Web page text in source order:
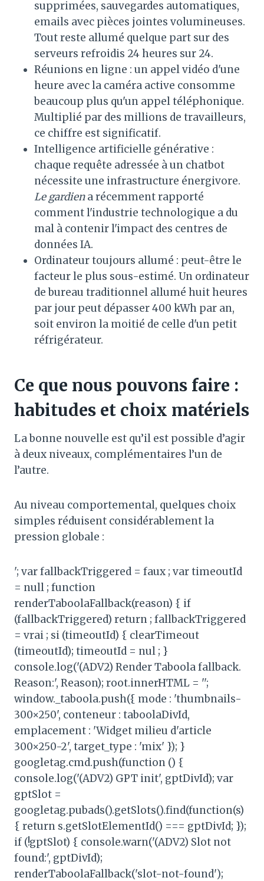
supprimées, sauvegardes automatiques,
emails avec pièces jointes volumineuses.
Tout reste allumé quelque part sur des
serveurs refroidis 24 heures sur 24.
Réunions en ligne : un appel vidéo d'une
heure avec la caméra active consomme
beaucoup plus qu'un appel téléphonique.
Multiplié par des millions de travailleurs,
ce chiffre est significatif.
Intelligence artificielle générative :
chaque requête adressée à un chatbot
nécessite une infrastructure énergivore.
Le gardiena récemment rapporté
comment l'industrie technologique a du
mal à contenir l'impact des centres de
données IA.
Ordinateur toujours allumé : peut-être le
facteur le plus sous-estimé. Un ordinateur
de bureau traditionnel allumé huit heures
par jour peut dépasser 400 kWh par an,
soit environ la moitié de celle d'un petit
réfrigérateur.
Ce que nous pouvons faire :
habitudes et choix matériels
La bonne nouvelle est qu’il est possible d’agir
à deux niveaux, complémentaires l’un de
l’autre.
Au niveau comportemental, quelques choix
simples réduisent considérablement la
pression globale :
'; var fallbackTriggered = faux ; var timeoutId
= null ; function
renderTaboolaFallback(reason) { if
(fallbackTriggered) return ; fallbackTriggered
= vrai ; si (timeoutId) { clearTimeout
(timeoutId); timeoutId = nul ; }
console.log('(ADV2) Render Taboola fallback.
Reason:', Reason); root.innerHTML = '';
window._taboola.push({ mode : 'thumbnails-
300×250', conteneur : taboolaDivId,
emplacement : 'Widget milieu d'article
300×250-2', target_type : 'mix' }); }
googletag.cmd.push(function () {
console.log('(ADV2) GPT init', gptDivId); var
gptSlot =
googletag.pubads().getSlots().find(function(s)
{ return s.getSlotElementId() === gptDivId; });
if (!gptSlot) { console.warn('(ADV2) Slot not
found:', gptDivId);
renderTaboolaFallback('slot-not-found');